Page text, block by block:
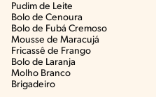
Pudim de Leite
Bolo de Cenoura
Bolo de Fubá Cremoso
Mousse de Maracujá
Fricassê de Frango
Bolo de Laranja
Molho Branco
Brigadeiro